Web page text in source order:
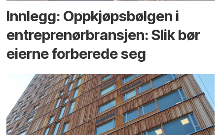
Innlegg: Oppkjøps­bølgen i
entreprenør­bransjen: Slik bør
eierne forberede seg